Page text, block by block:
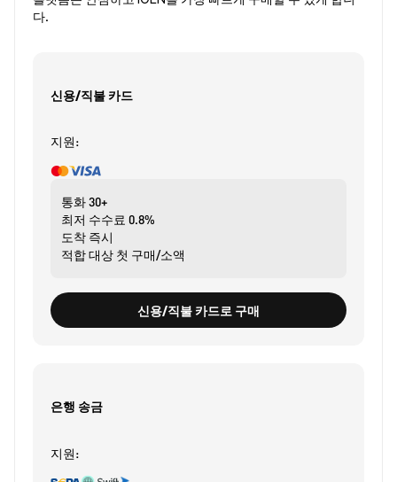
다.
신용/직불 카드
지원:
통화30+
최저 수수료 0.8%
도착 즉시
적합 대상 첫 구매/소액
신용/직불 카드로 구매
은행 송금
지원: